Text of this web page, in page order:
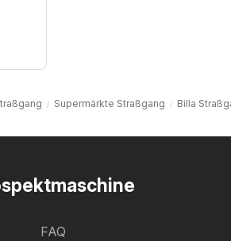
Supermärkte Straßgang Billa
FAQ